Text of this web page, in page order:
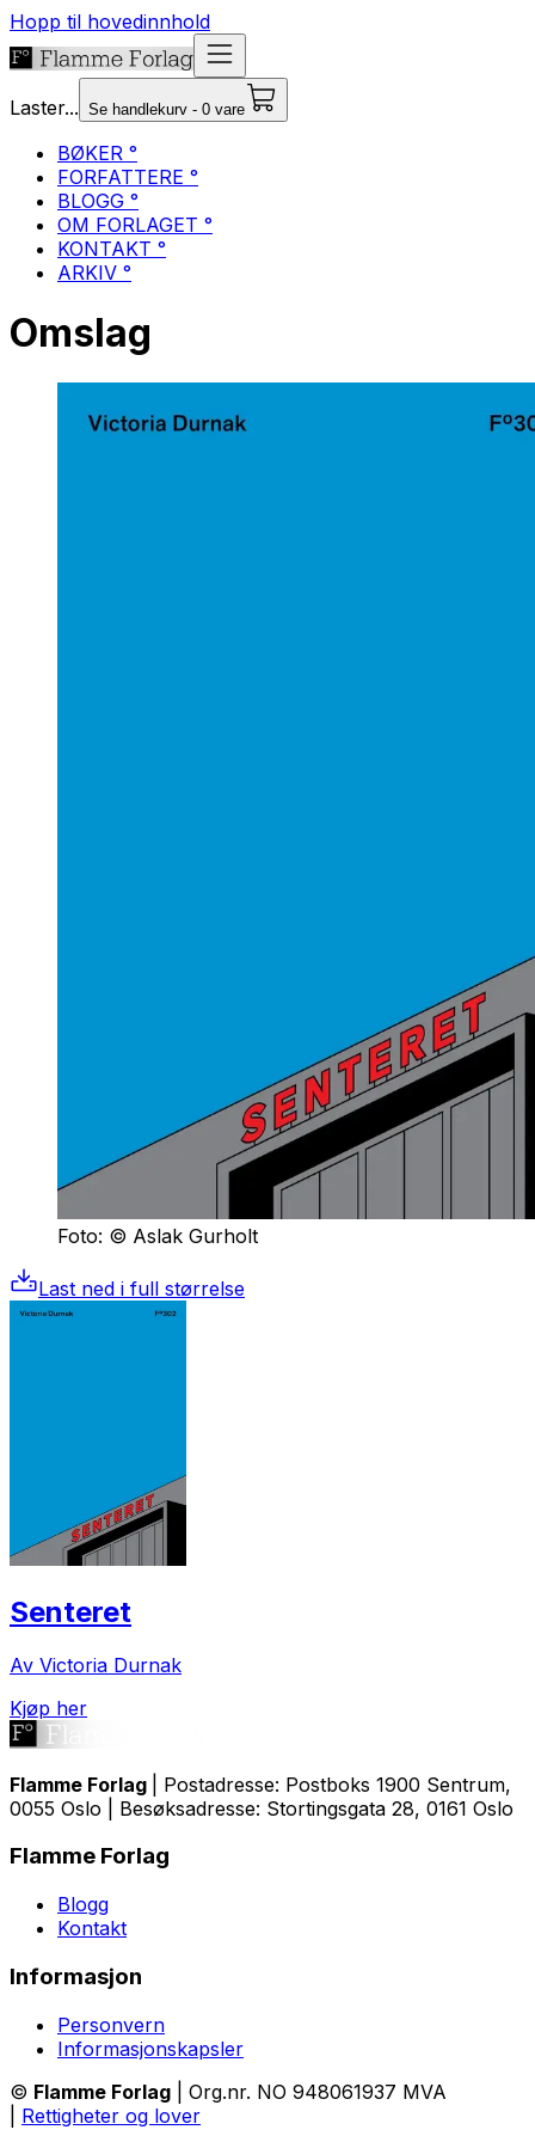
Hopp til hovedinnhold
Laster... Se handlekurv - 0 vare
BØKER °
FORFATTERE °
BLOGG °
OM FORLAGET °
KONTAKT °
ARKIV °
Omslag
Foto: © Aslak Gurholt
Last ned i full størrelse
Senteret
Av Victoria Durnak
Kjøp her
Flamme Forlag
| Postadresse: Postboks 1900 Sentrum,
0055 Oslo | Besøksadresse: Stortingsgata 28, 0161 Oslo
Flamme Forlag
Blogg
Kontakt
Informasjon
Personvern
Informasjonskapsler
© Flamme Forlag | Org.nr. NO 948061937 MVA
Rettigheter og lover